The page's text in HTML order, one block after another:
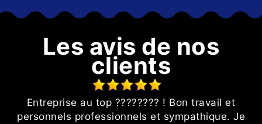
Les avis de nos
clients
Entreprise au top ???????? ! Bon travail et
personnels professionnels et sympathique. Je